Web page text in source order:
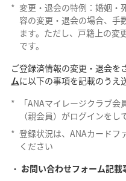
* 変更・退会の特例：婚姻・
容の変更・退会の場合、手
ます。ただし、戸籍上の変
です。
ご登録済情報の変更・退会を
ムに以下の事項を記載のうえ
*
「ANAマイレージクラブ
（親会員）がログインをし
* 登録状況は、ANAカードフ
ください
お問い合わせフォーム記載